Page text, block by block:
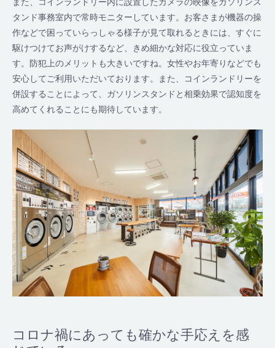
タンド事務室内で常時モニターしています。お客さまが機器の操
作などで困っていらっしゃる様子が見て取れるときには、すぐに
駆けつけてお声がけするなど、きめ細かな対応に役立っていま
す。防犯上のメリットも大きいですね。女性やお年寄りなどでも
安心してご利用いただいております。また、コインランドリーを
併設することによって、ガソリンスタンドと相乗効果で認知度を
高めてくれることにも期待しています。
コロナ禍にあっても確かな手応えを感